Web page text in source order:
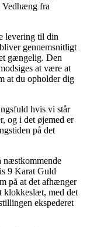
Vedhæng fra
levering til din
gennemsnitligt
gængelig. Den
at være at
at du opholder dig
hvis vi står
og i det øjemed er
på det
næstkommende
9 Karat Guld
på at det afhænger
klokkeslæt, med det
ekspederet